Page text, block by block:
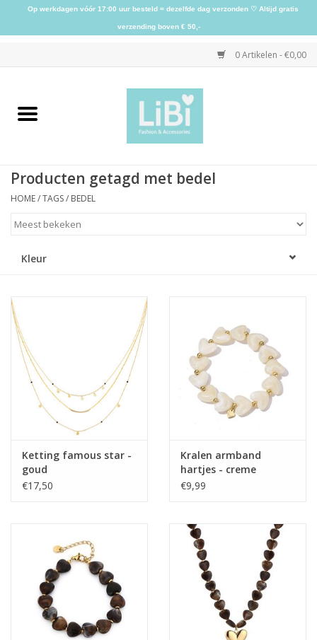
0 Artikelen - €0,00
Home
Schoenen
Accessoires
Home deco
SALE
Herensokken
Producten getagd met bedel
HOME/TAGS/ BEDEL
Kleur
Ketting famous star -
goud
€17,50
Kralen armband
hartjes - creme
€9,99
Op werkdagen vóór 17:00 uur besteld = dezelfde dag verzonden ♡ Altijd gratis
verzending boven € 50,-